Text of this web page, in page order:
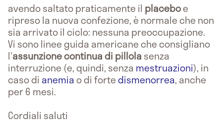
avendo saltato praticamente il placeboe
ripreso la nuova confezione, è normale che non
sia arrivato il ciclo: nessuna preoccupazione.
Vi sono linee guida americane che consigliano
l'assunzione continua di pillola senza
interruzione (e, quindi, senza mestruazioni), in
caso di anemiao di fortedismenorrea, anche
per 6 mesi.
Cordiali saluti